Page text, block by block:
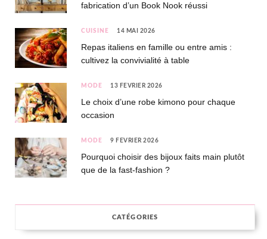
fabrication d’un Book Nook réussi
CUISINE 14 MAI 2026
Repas italiens en famille ou entre amis :
cultivez la convivialité à table
MODE 13 FÉVRIER 2026
Le choix d’une robe kimono pour chaque
occasion
MODE 9 FÉVRIER 2026
Pourquoi choisir des bijoux faits main plutôt
que de la fast-fashion ?
CATÉGORIES